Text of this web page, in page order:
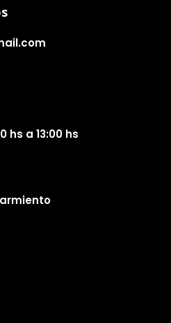
hs a 13:00 hs